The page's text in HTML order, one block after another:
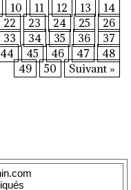
10 11 12 13
14
22 23 24 25
26
33 34 35 36
37
44 45 46 47
48
49
50 Suivant »